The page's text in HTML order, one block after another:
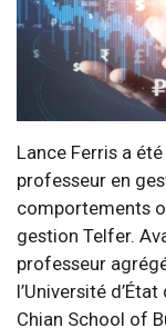
Lance Ferris a
professeur en
comportements
gestion Telfer.
professeur
l’Université
Chian School of